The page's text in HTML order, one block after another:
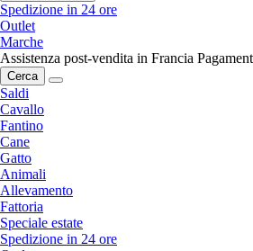
Spedizione in 24 ore
Outlet
Marche
Assistenza post-vendita in Francia
Cerca
Saldi
Cavallo
Fantino
Cane
Gatto
Animali
Allevamento
Fattoria
Speciale estate
Spedizione in 24 ore